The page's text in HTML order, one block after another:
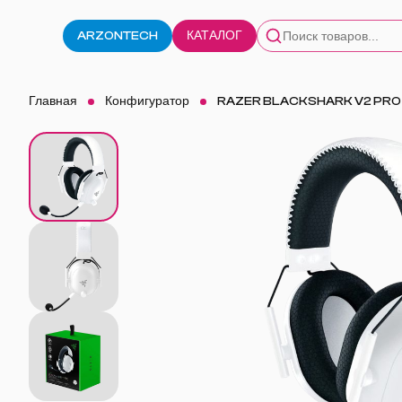
ARZONTECH КАТАЛОГ
Главная Конфигуратор RAZER BLACKSHARK V2